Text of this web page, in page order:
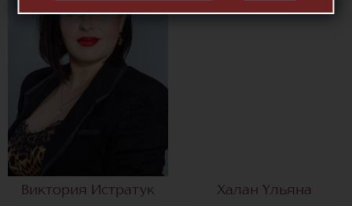
Виктория Истратук Халан Ульяна